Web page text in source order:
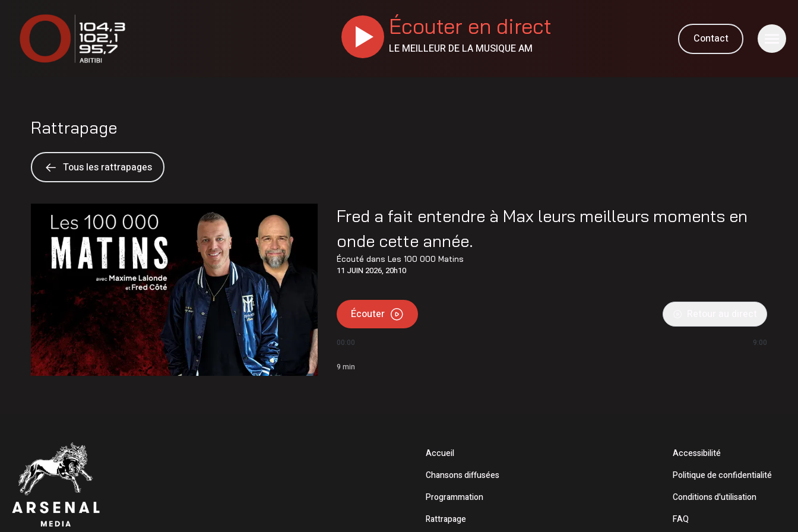
Écouter en direct
LE MEILLEUR DE LA MUSIQUE AM
Contact
Rattrapage
Tous les rattrapages
Fred a fait entendre à Max leurs meilleurs moments en
onde cette année.
Écouté dansLes 100 000 Matins
11 JUIN 2026, 20h10
Écouter
00:00 9:00
9 min
Accueil
Chansons diffusées
Programmation
Rattrapage
Accessibilité
Politique de confidentialité
Conditions d'utilisation
FAQ